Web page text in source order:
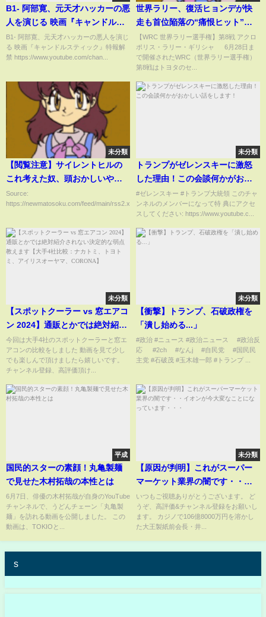
B1- 阿部寛、元天才ハッカーの悪
人を演じる 映画『キャンドルス
ティック』特報解禁
B1- 阿部寛、元天才ハッカーの悪人を演じ
る 映画『キャンドルスティック』特報解
禁 https://www.youtube.com/chan...
世界ラリー、復活ヒョンデが快
走も首位陥落の“痛恨ヒット”…
オジエと超接近の優勝争いもフ
ロント大破、悔やまれる瞬間
(ABEMA TIMES)
【WRC 世界ラリー選手権】第8戦 アクロ
ポリス・ラリー・ギリシャ 6月28日ま
で開催されたWRC（世界ラリー選手権）
第8戦はトヨタのセ...
未分類
【閲覧注意】サイレントヒルの
これ考えた奴、頭おかしいや
ろ･･････
Source:
https://newmatosoku.com/feed/main/rss2.xml...
未分類
トランプがゼレンスキーに激怒
した理由！この会談何かがおか
しい話をします！
#ゼレンスキー #トランプ大統領 このチャ
ンネルのメンバーになって特 典にアクセ
スしてください: https://www.youtube.c...
未分類
【スポットクーラー vs 窓エアコ
ン 2024】通販とかでは絶対紹介
されない決定的な弱点教えます
【大手4社比較：ナカトミ、トヨ
トミ、アイリスオーヤマ、
今回は大手4社のスポットクーラーと窓エ
アコンの比較をしました 動画を見て少し
でも楽しんで頂けましたら嬉しいです。
チャンネル登録、高評価頂け...
未分類
【衝撃】トランプ、石破政権を
「潰し始める...」
#政治 #ニュース #政治ニュース #政治反
応 #2ch #なんj #自民党 #国民民
主党 #石破茂 #玉木雄一郎 #トランプ ...
平成
国民的スターの素顔！丸亀製麺
で見せた木村拓哉の本性とは
6月7日、俳優の木村拓哉が自身のYouTube
チャンネルで、うどんチェーン「丸亀製
麺」を訪れる動画を公開しました。 この
動画は、TOKIOと...
未分類
【原因が判明】これがスーパー
マーケット業界の闇です・・イ
オンが今大変なことになってい
ます・・・
いつもご視聴ありがとうございます。 ど
うぞ、高評価&チャンネル登録をお願いし
ます。 カジノで106億8000万円を溶かし
た大王製紙前会長・井...
s